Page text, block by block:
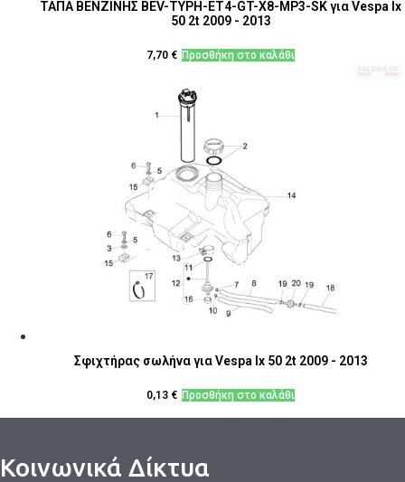
ΤΑΠΑ ΒΕΝΖΙΝΗΣ BEV-TYPH-ET4-GT-Χ8-MP3-SK για Vespa lx
50 2t 2009 - 2013
7,70 € Προσθήκη στο καλάθι
Σφιχτήρας σωλήνα για Vespa lx 50 2t 2009 - 2013
0,13 € Προσθήκη στο καλάθι
Κοινωνικά Δίκτυα